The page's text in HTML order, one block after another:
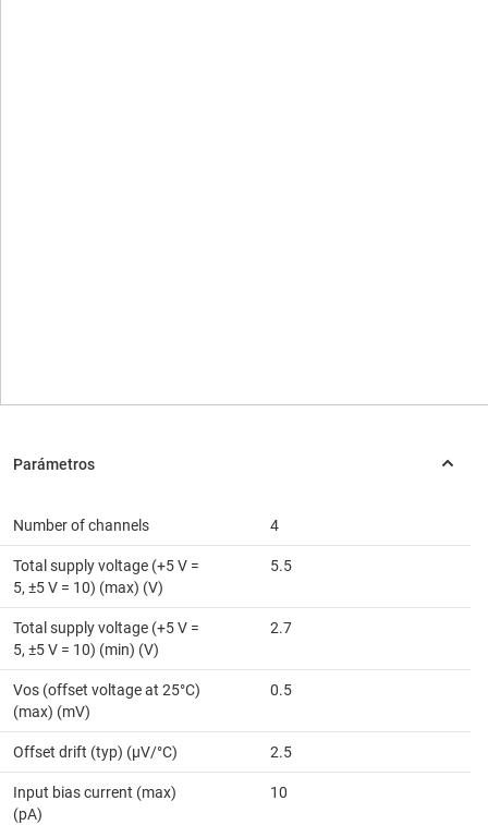
Number of channels 4
Total supply voltage (+5 V =
5, ±5 V = 10) (max) (V)
5.5
Total supply voltage (+5 V =
5, ±5 V = 10) (min) (V)
2.7
Vos (offset voltage at 25°C)
(max) (mV)
0.5
Offset drift (typ) (µV/°C) 2.5
Input bias current (max)
(pA)
10